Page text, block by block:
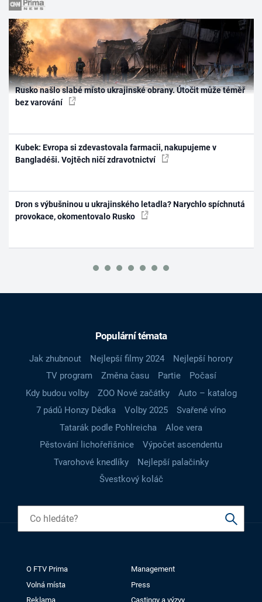
Rusko našlo slabé místo ukrajinské obrany. Útočit může téměř
bez varování
Kubek: Evropa si zdevastovala farmacii, nakupujeme v
Bangladéši. Vojtěch ničí zdravotnictví
Dron s výbušninou u ukrajinského letadla? Narychlo spíchnutá
provokace, okomentovalo Rusko
Populární témata
Jak zhubnout Nejlepší filmy 2024
Nejlepší horory
TV program
Změna času Partie
Počasí
Kdy budou volby
ZOO Nové začátky
Auto – katalog
7 pádů Honzy Dědka
Volby 2025
Svařené víno
Tatarák podle Pohlreicha
Aloe vera
Pěstování lichořeřišnice
Výpočet ascendentu
Tvarohové knedlíky
Nejlepší palačinky
Švestkový koláč
O FTV Prima
Management
Volná místa
Press
Reklama
Castingy a výzvy